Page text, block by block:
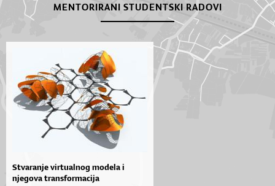
MENTORIRANI STUDENTSKI RADOVI
Stvaranje virtualnog modela i
njegova transformacija